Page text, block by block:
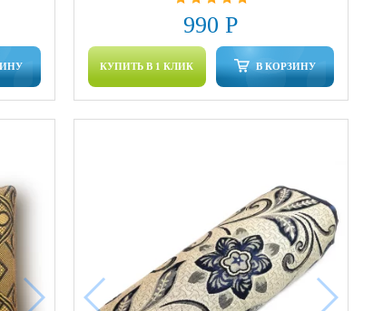
990 Р
КУПИТЬ В 1 КЛИК В КОРЗИНУ